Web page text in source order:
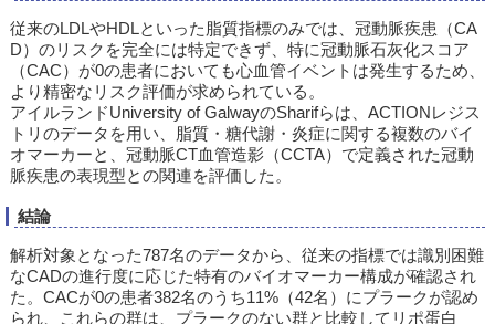
従来のLDLやHDLといった脂質指標のみでは、冠動脈疾患（CA
D）のリスクを完全には特定できず、特に冠動脈石灰化スコア
（CAC）が0の患者においても心血管イベントは発生するため、
より精密なリスク評価が求められている。
アイルランドUniversity of GalwayのSharifらは、ACTIONレジス
トリのデータを用い、脂質・糖代謝・炎症に関する複数のバイ
オマーカーと、冠動脈CT血管造影（CCTA）で定義された冠動
脈疾患の表現型との関連を評価した。
結論
解析対象となった787名のデータから、従来の指標では識別困難
なCADの進行度に応じた特有のバイオマーカー構成が確認され
た。CACが0の患者382名のうち11%（42名）にプラークが認め
られ、これらの群は、プラークのない群と比較してリポ蛋白